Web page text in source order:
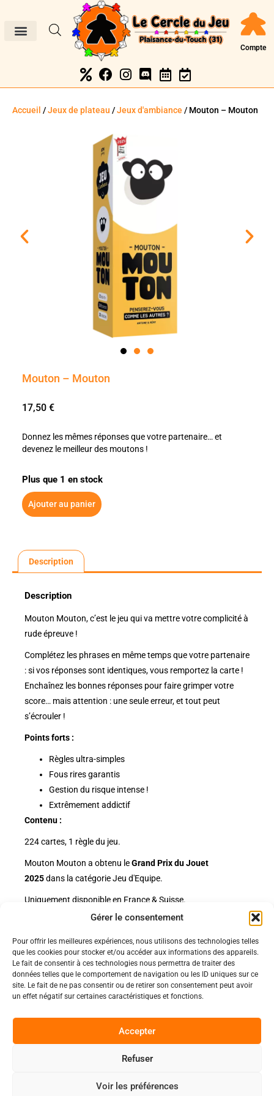
Gérer le consentement
Pour offrir les meilleures expériences, nous utilisons des technologies telles
que les cookies pour stocker et/ou accéder aux informations des appareils.
Le fait de consentir à ces technologies nous permettra de traiter des
données telles que le comportement de navigation ou les ID uniques sur ce
site. Le fait de ne pas consentir ou de retirer son consentement peut avoir
un effet négatif sur certaines caractéristiques et fonctions.
Accepter
Refuser
Voir les préférences
Compte
Accueil /Jeux de plateau /Jeux d'ambiance / Mouton – Mouton
Mouton – Mouton
17,50 €
Donnez les mêmes réponses que votre partenaire… et
devenez le meilleur des moutons !
Plus que 1 en stock
Ajouter au panier
Description
Description
Mouton Mouton, c’est le jeu qui va mettre votre complicité à
rude épreuve !
Complétez les phrases en même temps que votre partenaire
: si vos réponses sont identiques, vous remportez la carte !
Enchaînez les bonnes réponses pour faire grimper votre
score… mais attention : une seule erreur, et tout peut
s’écrouler !
Points forts :
Règles ultra-simples
Fous rires garantis
Gestion du risque intense !
Extrêmement addictif
Contenu :
224 cartes, 1 règle du jeu.
Mouton Mouton a obtenu leGrand Prix du Jouet
2025dans la catégorie Jeu d'Equipe.
Uniquement disponible en France & Suisse.
Nos pages
Nos évènements
Nous contacter
Politiques
Politique de confidentialité
Nos conditions de vente et livraison
Code de conduite